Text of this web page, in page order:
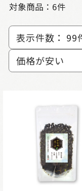
対象商品： 6件
表示件数： 99
価格が安い